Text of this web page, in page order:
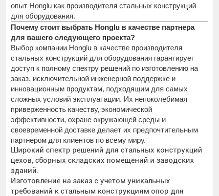
опыт Honglu как производителя стальных конструкций
для оборудования.
Почему стоит выбрать Honglu в качестве партнера
для вашего следующего проекта?
Выбор компании Honglu в качестве производителя
стальных конструкций для оборудования гарантирует
доступ к полному спектру решений по изготовлению на
заказ, исключительной инженерной поддержке и
инновационным продуктам, подходящим для самых
сложных условий эксплуатации. Их непоколебимая
приверженность качеству, экономической
эффективности, охране окружающей среды и
своевременной доставке делает их предпочтительным
партнером для клиентов по всему миру.
Широкий спектр решений для стальных конструкций
цехов, сборных складских помещений и заводских
зданий.
Изготовление на заказ с учетом уникальных
требований к стальным конструкциям опор для